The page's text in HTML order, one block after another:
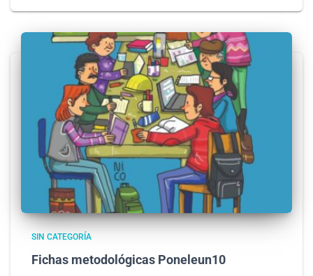
SIN CATEGORÍA
Fichas metodológicas Poneleun10